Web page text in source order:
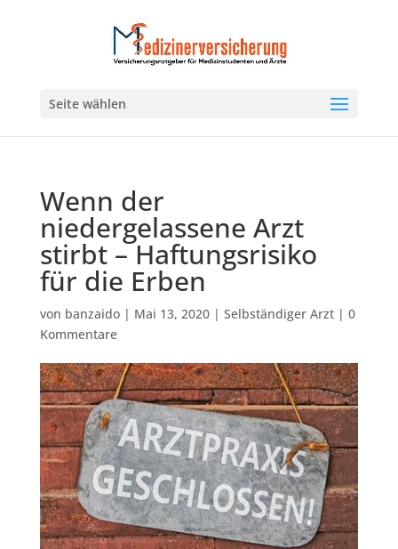
Seite wählen
Wenn der
niedergelassene Arzt
stirbt – Haftungsrisiko
für die Erben
von banzaido| Mai 13, 2020| Selbständiger Arzt| 0
Kommentare